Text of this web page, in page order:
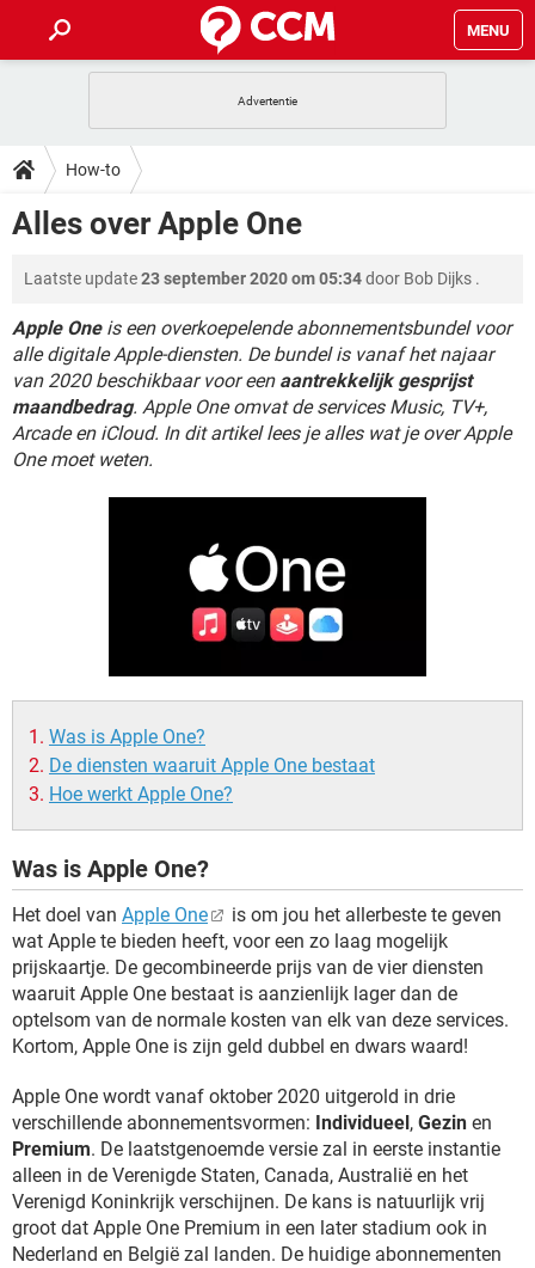
MENU
INSTAGRAM
NETFLIX CORONAVIRUS
HOW-TO
VIDEOBELLEN
INSTAGRAM WINDOWS 10
NETFLIX CORONAVIRUS
GRATIS SNAPCHAT
TIKTOK
DOWNLOADS
NETFLIX CORONAVIRUS
GRATIS SNAPCHAT
FORUM
VIDEOBELLEN GAMES
INSTAGRAM WINDOWS 10
NETFLIX CORONAVIRUS
GRATIS SNAPCHAT
ARTIKELEN
VIDEOBELLEN GAMES
NETFLIX
SNAPCHAT
How-to
Alles over Apple One
Laatste update23 september 2020 om 05:34door Bob Dijks .
Apple Oneis een overkoepelende abonnementsbundel voor
alle digitale Apple-diensten. De bundel is vanaf het najaar
van 2020 beschikbaar voor een aantrekkelijk gesprijst
maandbedrag. Apple One omvat de services Music, TV+,
Arcade en iCloud. In dit artikel lees je alles wat je over Apple
One moet weten.
Was is Apple One?
De diensten waaruit Apple One bestaat
Hoe werkt Apple One?
Was is Apple One?
Het doel van Apple One
is om jou het allerbeste te geven
wat Apple te bieden heeft, voor een zo laag mogelijk
prijskaartje. De gecombineerde prijs van de vier diensten
waaruit Apple One bestaat is aanzienlijk lager dan de
optelsom van de normale kosten van elk van deze services.
Kortom, Apple One is zijn geld dubbel en dwars waard!
Apple One wordt vanaf oktober 2020 uitgerold in drie
verschillende abonnementsvormen: Individueel, Gezin en
Premium. De laatstgenoemde versie zal in eerste instantie
alleen in de Verenigde Staten, Canada, Australië en het
Verenigd Koninkrijk verschijnen. De kans is natuurlijk vrij
groot dat Apple One Premium in een later stadium ook in
Nederland en België zal landen. De huidige abonnementen